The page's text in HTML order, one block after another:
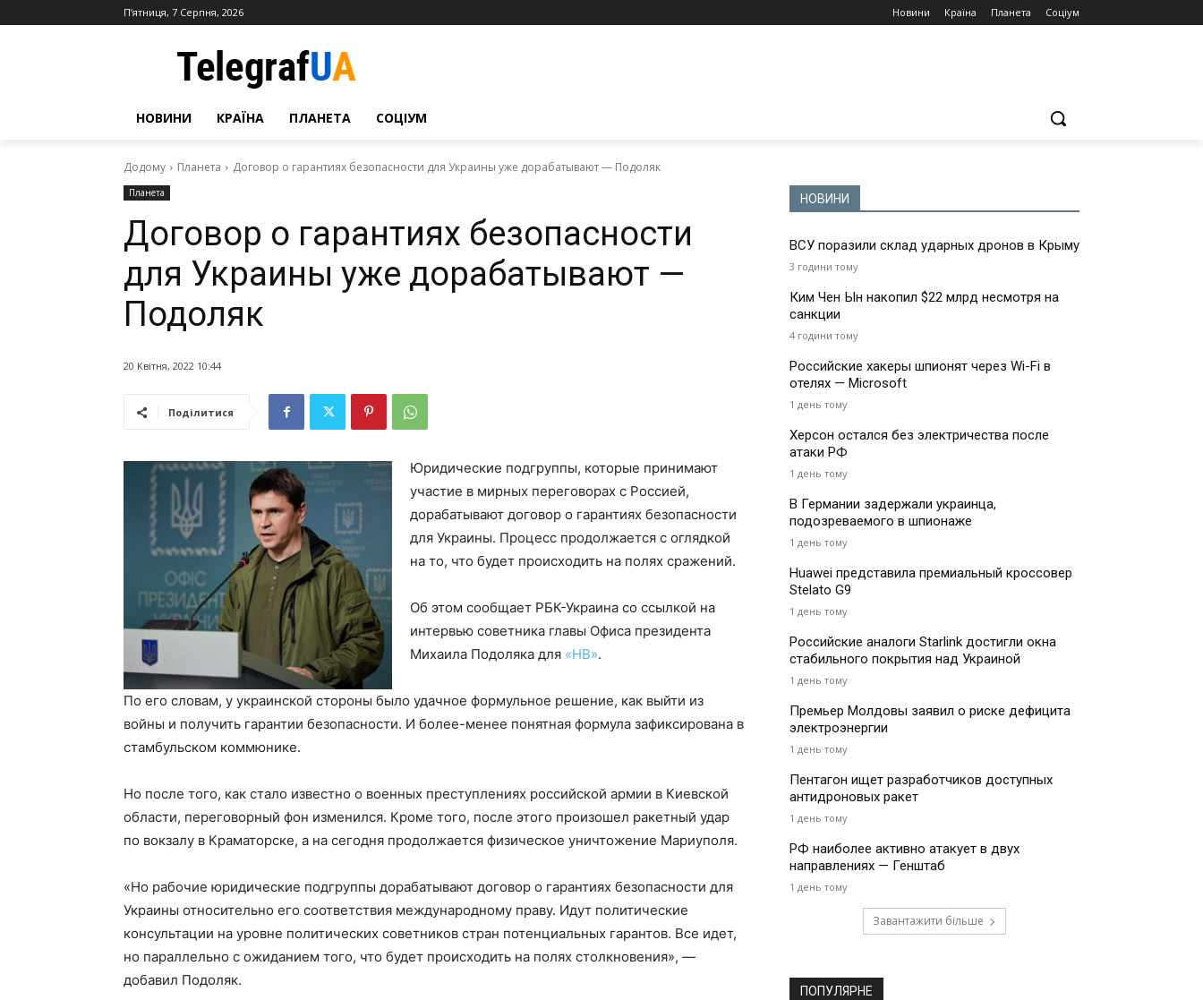
П’ятниця, 7 Серпня, 2026 Новини Країна Планета Соціум
НОВИНИ КРАЇНА ПЛАНЕТА СОЦІУМ
Додому Планета Договор о гарантиях безопасности для Украины уже дорабатывают — Подоляк
Планета
Договор о гарантиях безопасности
для Украины уже дорабатывают —
Подоляк
20 Квітня, 2022 10:44
Поділитися
Юридические подгруппы, которые принимают
участие в мирных переговорах с Россией,
дорабатывают договор о гарантиях безопасности
для Украины. Процесс продолжается с оглядкой
на то, что будет происходить на полях сражений.
Об этом сообщает РБК-Украина со ссылкой на
интервью советника главы Офиса президента
Михаила Подоляка для «НВ».
По его словам, у украинской стороны было удачное формульное решение, как выйти из
войны и получить гарантии безопасности. И более-менее понятная формула зафиксирована в
стамбульском коммюнике.
Но после того, как стало известно о военных преступлениях российской армии в Киевской
области, переговорный фон изменился. Кроме того, после этого произошел ракетный удар
по вокзалу в Краматорске, а на сегодня продолжается физическое уничтожение Мариуполя.
«Но рабочие юридические подгруппы дорабатывают договор о гарантиях безопасности для
Украины относительно его соответствия международному праву. Идут политические
консультации на уровне политических советников стран потенциальных гарантов. Все идет,
но параллельно с ожиданием того, что будет происходить на полях столкновения», —
добавил Подоляк.
НОВИНИ
ВСУ поразили склад ударных дронов в Крыму
3 години тому
Ким Чен Ын накопил $22 млрд несмотря на
санкции
4 години тому
Российские хакеры шпионят через Wi-Fi в
отелях — Microsoft
1 день тому
Херсон остался без электричества после
атаки РФ
1 день тому
В Германии задержали украинца,
подозреваемого в шпионаже
1 день тому
Huawei представила премиальный кроссовер
Stelato G9
1 день тому
Российские аналоги Starlink достигли окна
стабильного покрытия над Украиной
1 день тому
Премьер Молдовы заявил о риске дефицита
электроэнергии
1 день тому
Пентагон ищет разработчиков доступных
антидроновых ракет
1 день тому
РФ наиболее активно атакует в двух
направлениях — Генштаб
1 день тому
Завантажити більше
ПОПУЛЯРНЕ